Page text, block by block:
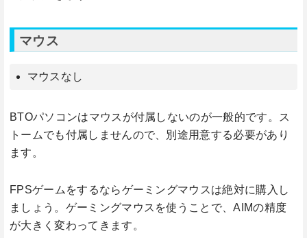
マウス
マウスなし
BTOパソコンはマウスが付属しないのが一般的です。ス
トームでも付属しませんので、別途用意する必要があり
ます。
FPSゲームをするならゲーミングマウスは絶対に購入し
ましょう。ゲーミングマウスを使うことで、AIMの精度
が大きく変わってきます。